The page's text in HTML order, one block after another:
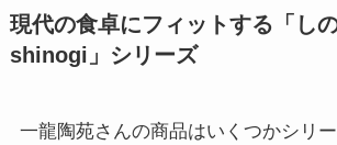
現代の食卓にフィットする「し
shinogi」シリーズ
一龍陶苑さんの商品はいくつかシリ